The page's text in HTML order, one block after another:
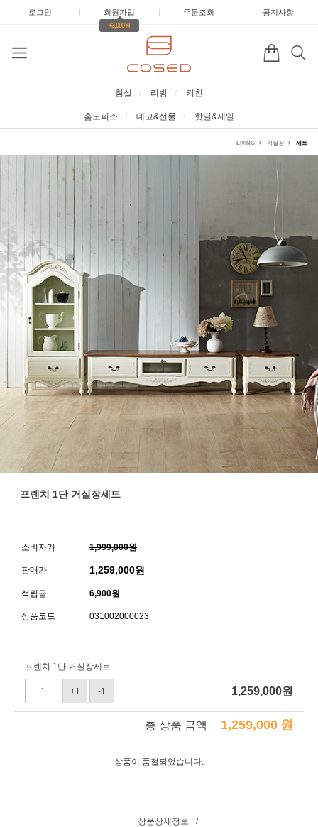
로그인 | 회원가입 |
+3,000원
주문조회 | 공지사항
침실 리빙 키친
홈오피스 데코&선물 핫딜&세일
LIVING 거실장 세트
프렌치 1단 거실장세트
소비자가 1,999,000원
판매가 1,259,000원
적립금 6,900원
상품코드 031002000023
프렌치 1단 거실장세트
+1 -1 1,259,000원
총 상품 금액 1,259,000 원
상품이 품절되었습니다.
상품상세정보